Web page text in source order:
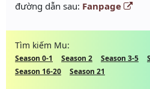
đường dẫn sau: Fanpage
Tìm kiếm Mu:
Season 0-1 Season 2 Season 3-5
Season 16-20
Season 21